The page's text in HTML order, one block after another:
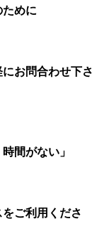
ために
お問合わせ下さ
間がない」
ご利用くださ